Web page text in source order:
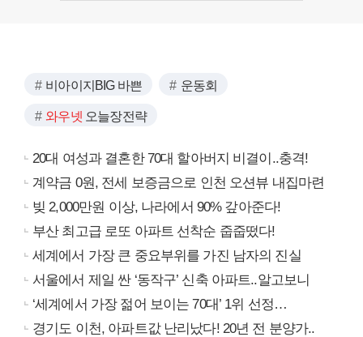
비아이지BIG 바쁜 운동회
와우넷 오늘장전략
20대 여성과 결혼한 70대 할아버지 비결이..충격!
계약금 0원, 전세 보증금으로 인천 오션뷰 내집마련
빚 2,000만원 이상, 나라에서 90% 갚아준다!
부산 최고급 로또 아파트 선착순 줍줍떴다!
세계에서 가장 큰 중요부위를 가진 남자의 진실
서울에서 제일 싼 ‘동작구’ 신축 아파트..알고보니
‘세계에서 가장 젊어 보이는 70대’ 1위 선정…
경기도 이천, 아파트값 난리났다! 20년 전 분양가..